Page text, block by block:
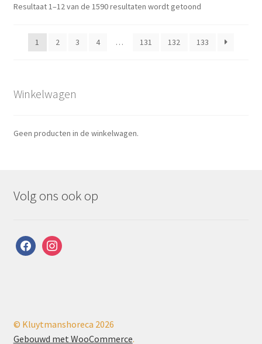
Resultaat 1–12 van de 1590 resultaten wordt getoond
1 2 3 4 … 131 132 133
Winkelwagen
Geen producten in de winkelwagen.
Volg ons ook op
facebookinstagram
© Kluytmanshoreca 2026
Gebouwd met WooCommerce.